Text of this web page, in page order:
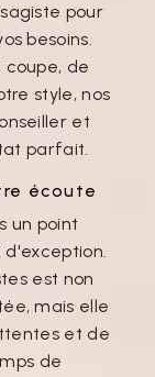
pour
besoins.
de
style, nos
et
parfait.
écoute
un point
est non
mais elle
et de
de